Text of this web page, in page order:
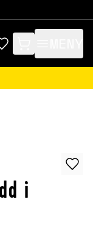
items in cart, view
i